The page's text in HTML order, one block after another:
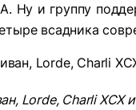
Ну и группу
всадника
Lorde, Charli XCX